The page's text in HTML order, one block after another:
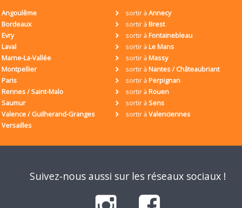
Angoulême sortir à Annecy
Bordeaux sortir à Brest
Evry sortir à Fontainebleau
Laval sortir à Le Mans
Marne-La-Vallée sortir à Massy
Montpellier sortir à Nantes / Châteaubriant
Paris sortir à Perpignan
Rennes / Saint-Malo sortir à Rouen
Saumur sortir à Sens
Valence / Guilherand-Granges sortir à Valenciennes
Versailles
Suivez-nous aussi sur les réseaux sociaux !